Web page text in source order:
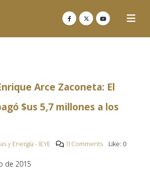
Arce Zaconeta: El
$us 5,7 millones a los
y Energía - IEYE 0 Comments Like: 0
de 2015